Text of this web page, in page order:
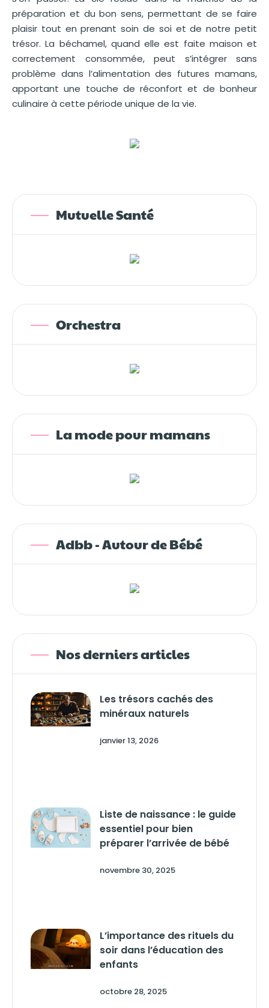
préparation et du bon sens, permettant de se faire
plaisir tout en prenant soin de soi et de notre petit
trésor. La béchamel, quand elle est faite maison et
correctement consommée, peut s’intégrer sans
problème dans l’alimentation des futures mamans,
apportant une touche de réconfort et de bonheur
culinaire à cette période unique de la vie.
Mutuelle Santé
Orchestra
La mode pour mamans
Adbb - Autour de Bébé
Nos derniers articles
Les trésors cachés des
minéraux naturels
janvier 13, 2026
Liste de naissance : le guide
essentiel pour bien
préparer l’arrivée de bébé
novembre 30, 2025
L’importance des rituels du
soir dans l’éducation des
enfants
octobre 28, 2025